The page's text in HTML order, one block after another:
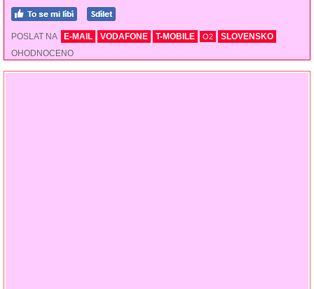
POSLAT NA E-MAIL VODAFONE T-MOBILE O2
SLOVENSKO
OHODNOCENO